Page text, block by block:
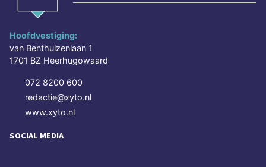
Hoofdvestiging:
van Benthuizenlaan 1
1701 BZ Heerhugowaard
072 8200 600
redactie@xyto.nl
www.xyto.nl
SOCIAL MEDIA